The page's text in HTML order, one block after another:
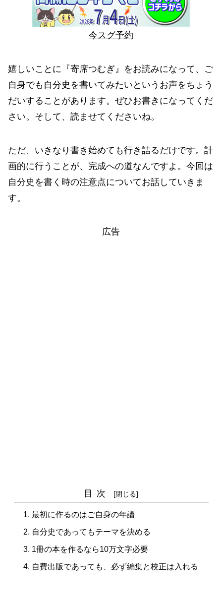
今スグ予約
嬉しいことに『寄席つむぎ』をお読みになって、ご
自身でも自分史を書いてみたいというお声をちょう
だいすることがあります。ぜひお書きになってくだ
さい。そして、読ませてくださいね。
ただ、いきなり書き始めても行き詰るだけです。計
画的に行うことが、完成への道なんですよ。今回は
自分史を書く時の注意点についてお話していきま
す。
広告
目次
最初に作るのはご自身の年譜
自分史であってもテーマを決める
1冊の本を作るなら10万文字必要
自費出版であっても、必ず編集と校正は入れる